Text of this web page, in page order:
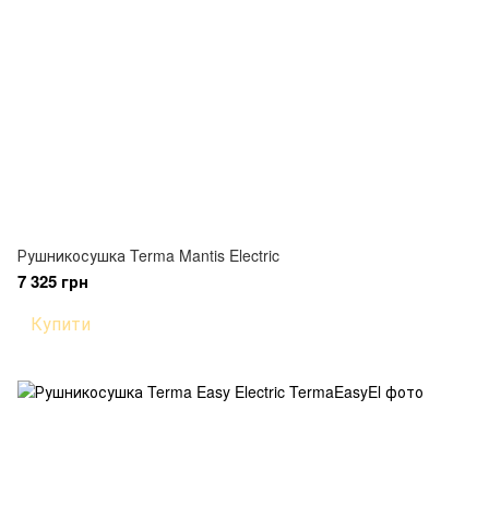
Рушникосушка Terma Mantis Electric
7 325 грн
Купити